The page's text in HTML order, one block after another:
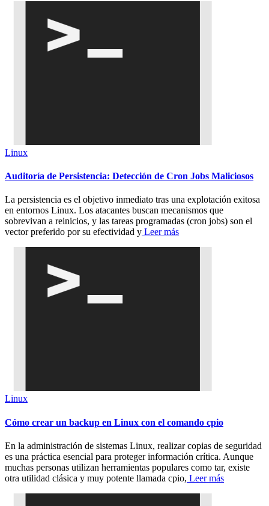
Linux
Auditoría de Persistencia: Detección de Cron Jobs Maliciosos
La persistencia es el objetivo inmediato tras una explotación exitosa
en entornos Linux. Los atacantes buscan mecanismos que
sobrevivan a reinicios, y las tareas programadas (cron jobs) son el
vector preferido por su efectividad y Leer más
Linux
Cómo crear un backup en Linux con el comando cpio
En la administración de sistemas Linux, realizar copias de seguridad
es una práctica esencial para proteger información crítica. Aunque
muchas personas utilizan herramientas populares como tar, existe
otra utilidad clásica y muy potente llamada cpio, Leer más